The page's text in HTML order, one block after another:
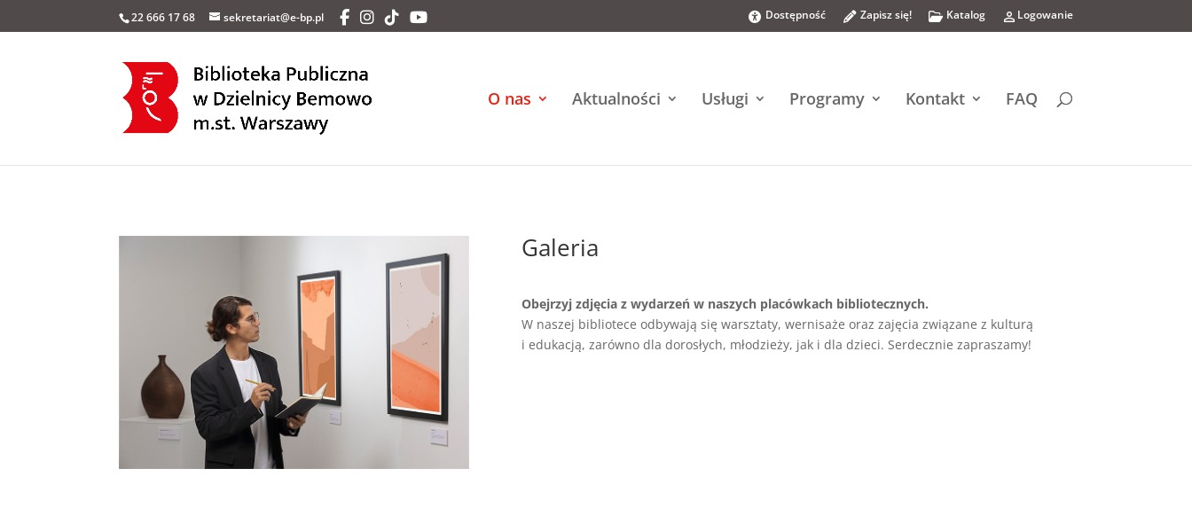
22 666 17 68 sekretariat@e-bp.pl Dostępność
p
l
al
o
Zapisz się!
fo
p
o
Katalog
p
n
n
Logowanie
O nas Aktualności Usługi Programy Kontakt FAQ
Galeria
Obejrzyj zdjęcia z wydarzeń w naszych placówkach bibliotecznych.
W naszej bibliotece odbywają się warsztaty, wernisaże oraz zajęcia związane z kulturą
i edukacją, zarówno dla dorosłych, młodzieży, jak i dla dzieci. Serdecznie zapraszamy!